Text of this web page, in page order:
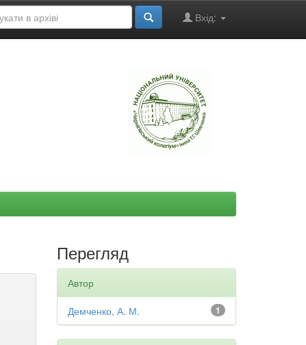
Вхід:
Перегляд
Автор
1
Демченко, А. М.